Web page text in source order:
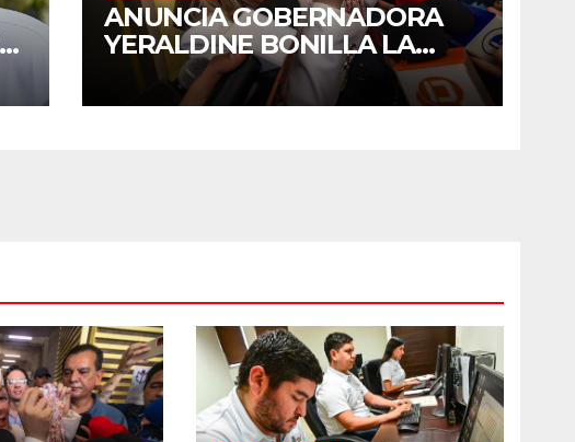
ANUNCIA GOBERNADORA
YERALDINE BONILLA LA
REAPERTURA DEL
PROGRAMA “PONTE AL